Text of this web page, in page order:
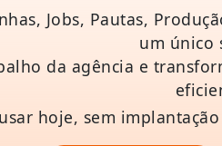
Sistema para
Jobs, Pautas,
um único
da agência e
hoje, sem